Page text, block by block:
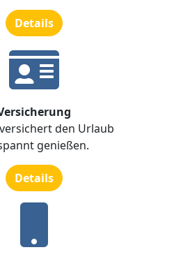
Details
den Urlaub
genießen.
Details